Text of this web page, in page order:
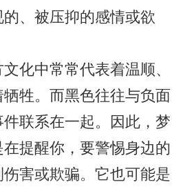
、被压抑的感情或欲
化中常常代表着温顺、
牲。而黑色往往与负面
联系在一起。因此，梦
提醒你，要警惕身边的
害或欺骗。它也可能是